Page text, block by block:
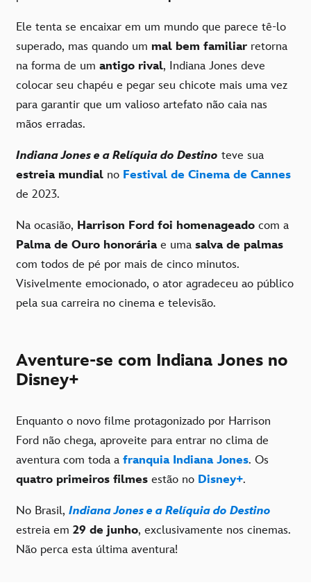
Ele tenta se encaixar em um mundo que parece tê-lo
superado, mas quando um mal bem familiar retorna
na forma de um antigo rival, Indiana Jones deve
colocar seu chapéu e pegar seu chicote mais uma vez
para garantir que um valioso artefato não caia nas
mãos erradas.
Indiana Jones e a Relíquia do Destino teve sua
estreia mundial no Festival de Cinema de Cannes
de 2023.
Na ocasião, Harrison Ford foi homenageado com a
Palma de Ouro honorária e uma salva de palmas
com todos de pé por mais de cinco minutos.
Visivelmente emocionado, o ator agradeceu ao público
pela sua carreira no cinema e televisão.
Aventure-se com Indiana Jones no
Disney+
Enquanto o novo filme protagonizado por Harrison
Ford não chega, aproveite para entrar no clima de
aventura com toda a franquia Indiana Jones. Os
quatro primeiros filmes estão no Disney+.
No Brasil, Indiana Jones e a Relíquia do Destino
estreia em 29 de junho, exclusivamente nos cinemas.
Não perca esta última aventura!